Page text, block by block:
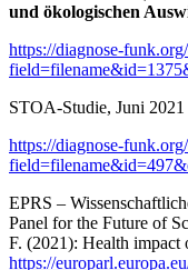
und ökologischen
https://diagnose-
STOA-Studie, Juni 2021
https://diagnose-
EPRS –
Panel for the Future of
F. (2021): Health impact
https://